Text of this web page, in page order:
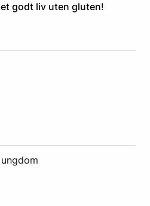
godt liv uten gluten!